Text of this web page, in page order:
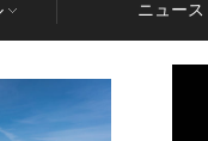
ニュース